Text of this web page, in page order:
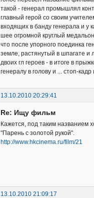
такой - генерал промышлял
главный герой со своим
входящих в банду генерала и у
шее огромной круглый
что после упорного поединка
земле, растянутый в шпагате и
двоих гл героев - в итоге в
генералу в голову и ... стоп-кадр
13.10.2010 20:29:41
Re: Ищу фильм
Кажется, под таким названием
"Парень с золотой рукой".
http://www.hkcinema.ru/film/21
13.10.2010 21:09:17